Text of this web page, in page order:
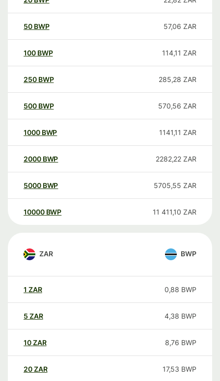
50 BWP 57,06 ZAR
100 BWP 114,11 ZAR
250 BWP 285,28 ZAR
500 BWP 570,56 ZAR
1000 BWP 1141,11 ZAR
2000 BWP 2282,22 ZAR
5000 BWP 5705,55 ZAR
10000 BWP 11 411,10 ZAR
ZAR BWP
1 ZAR 0,88 BWP
5 ZAR 4,38 BWP
10ZAR 8,76 BWP
20ZAR 17,53 BWP